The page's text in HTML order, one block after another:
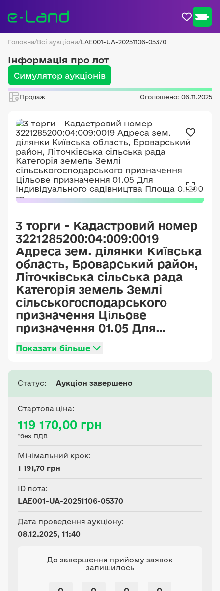
Головна/Всі аукціони/LAE001-UA-20251106-05370
Інформація про лот
Симулятор аукціонів
Продаж Оголошено: 06.11.2025
3 торги - Кадастровий номер
3221285200:04:009:0019
Адреса зем. ділянки Київська
область, Броварський район,
Літочківська сільська рада
Категорія земель Землі
сільськогосподарського
призначення Цільове
призначення 01.05 Для
Площа 0.1200 га
Показати більше
Статус: Аукціон завершено
Стартова ціна:
119 170,00 грн
*без ПДВ
Мінімальний крок:
1 191,70 грн
ID лота:
LAE001-UA-20251106-05370
Дата проведення аукціону:
08.12.2025, 11:40
До завершення прийому заявок
залишилось